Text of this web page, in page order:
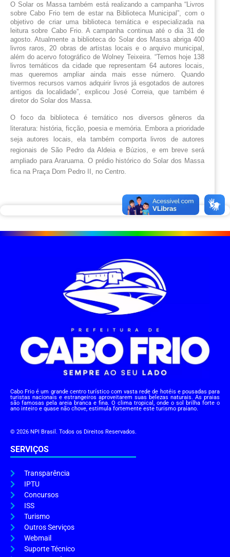
O Solar os Massa também está realizando a campanha “Livros
sobre Cabo Frio tem de estar na Biblioteca Municipal”, com o
objetivo de criar uma biblioteca temática e especializada na
leitura sobre Cabo Frio. A campanha continua até o dia 31 de
agosto. Atualmente a biblioteca do Solar dos Massa abriga 400
livros raros, 20 obras de artistas locais e o arquivo municipal,
além do acervo fotográfico de Wolney Teixeira. “Temos hoje 138
livros temáticos da cidade que representam 64 autores locais,
mas queremos ampliar ainda mais esse número. Quando
tivermos recursos vamos adquirir livros já esgotados de autores
antigos da localidade”, explicou José Correia, que também é
diretor do Solar dos Massa.
O foco da biblioteca é temático nos diversos gêneros da
literatura: história, ficção, poesia e memória. Embora a prioridade
seja autores locais, ela também comporta livros de autores
regionais de São Pedro da Aldeia e Búzios, e em breve será
ampliado para Araruama. O prédio histórico do Solar dos Massa
fica na Praça Dom Pedro II, no Centro.
Cabo Frio é um grande centro turístico com vasta rede de hotéis e pousadas para
turistas nacionais e estrangeiros aproveitarem suas belezas naturais. As praias
são famosas pela areia branca e fina. O clima tropical, onde o sol brilha forte o
ano inteiro e quase não chove, estimula fortemente este turismo praiano.
© 2026 NPI Brasil. Todos os Direitos Reservados.
SERVIÇOS
Transparência
IPTU
Concursos
ISS
Turismo
Outros Serviços
Webmail
Suporte Técnico